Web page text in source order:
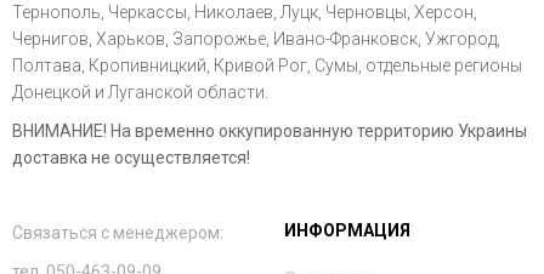
Тернополь, Черкассы, Николаев, Луцк, Черновцы, Херсон,
Чернигов, Харьков, Запорожье, Ивано-Франковск, Ужгород,
Полтава, Кропивницкий, Кривой Рог, Сумы, отдельные регионы
Донецкой и Луганской области.
ВНИМАНИЕ! На временно оккупированную территорию Украины
доставка не осуществляется!
Связаться с менеджером:
ИНФОРМАЦИЯ